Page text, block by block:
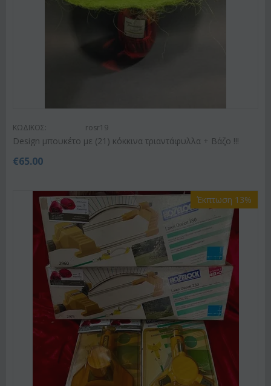
ΚΩΔΙΚΟΣ: rosr19
Design μπουκέτο με (21) κόκκινα τριαντάφυλλα + Βάζο !!!
€65.00
Έκπτωση 13%